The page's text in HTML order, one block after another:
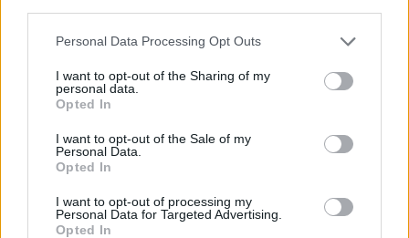
Personal Data Processing Opt Outs
I want to opt-out of the Sharing of my
personal data.
Opted In
I want to opt-out of the Sale of my
Personal Data.
Opted In
I want to opt-out of processing my
Personal Data for Targeted Advertising.
Opted In
Terület mértékegység átváltás
Tömeg mértékegység átváltás
Sebesség mértékegység átváltás